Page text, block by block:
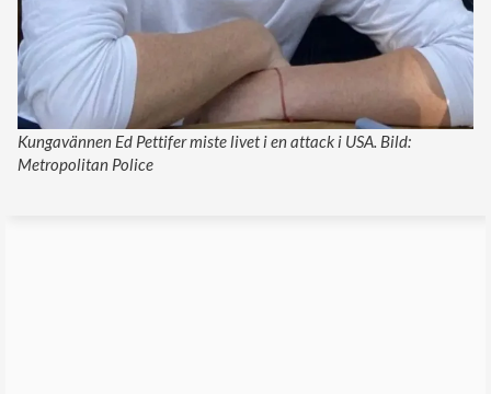
Kungavännen Ed Pettifer miste livet i en attack i USA. Bild:
Metropolitan Police